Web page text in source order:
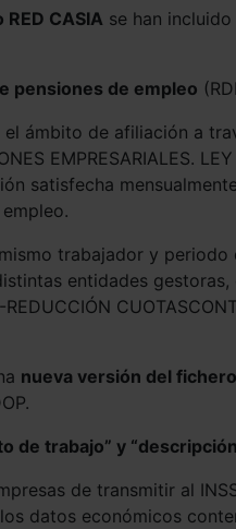
CASIA se han
pensiones de empleo
ámbito de afiliación a
EMPRESARIALES.
satisfecha
trabajador y
entidades
nueva versión del
de trabajo” y
de transmitir al
datos económicos